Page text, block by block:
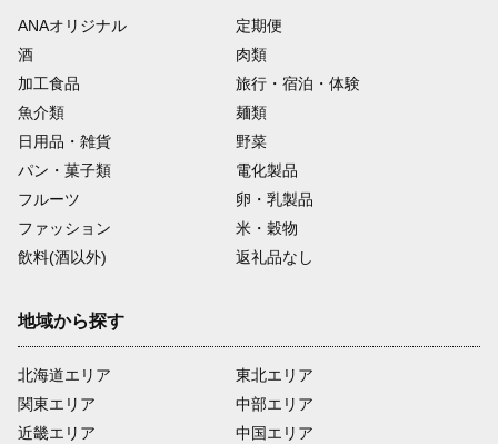
ANAオリジナル
定期便
酒
肉類
加工食品
旅行・宿泊・体験
魚介類
麺類
日用品・雑貨
野菜
パン・菓子類
電化製品
フルーツ
卵・乳製品
ファッション
米・穀物
飲料(酒以外)
返礼品なし
地域から探す
北海道エリア
関東エリア
近畿エリア
東北エリア
中部エリア
中国エリア